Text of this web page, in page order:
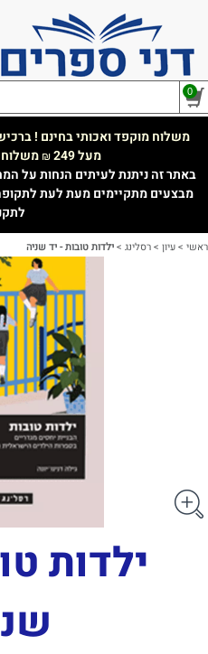
0
משלוח מוקפד ואכותי בחינם !
מעל 249
₪משלוח
באתר זה ניתנת לעיתים הנחות על
מבצעים מתקיימים מעת לעת
ראשי >עיון >רסלינג >ילדות טובות - יד שניה
ילדות